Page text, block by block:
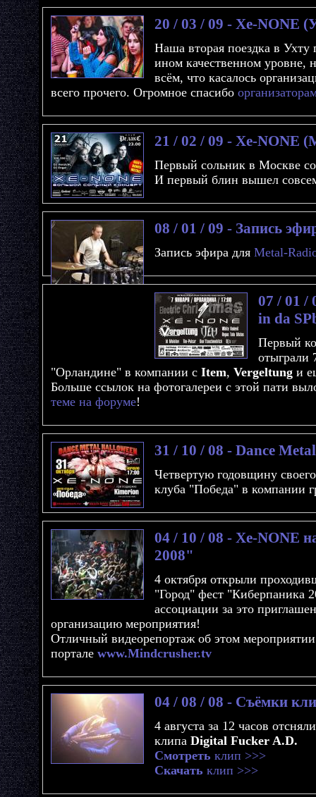
20 / 03 / 09 - Xe-NONE
Наша вторая поездка в
ином качественном уровне,
всём, что касалось
всего прочего. Огромное спасибо
21 / 02 / 09 - Xe-NONE
Первый сольник в Москве
И первый блин вышел
08 / 01 / 09 - Запись
Запись эфира для Metal-
07 / 01 /
in da
Первый
отыграли
"Орландине" в компании с Item, Vergeltung и
Больше ссылок на фотогалереи с этой пати
теме на форуме!
31 / 10 / 08 - Dance
Четвертую годовщину
клуба "Победа" в компании
04 / 10 / 08 - Xe-NONE
2008"
4 октября открыли
"Город" фест "Киберпаника
ассоциации за это
организацию мероприятия!
Отличный видеорепортаж об этом
портале www.Mindcrusher.tv
04 / 08 / 08 - Съёмки
4 августа за 12 часов
клипа Digital Fucker A.D.
Смотреть клип >>>
Скачать клип >>>